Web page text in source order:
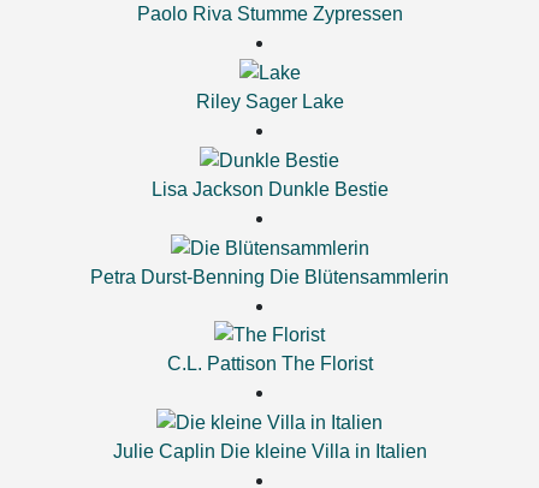
Paolo Riva Stumme Zypressen
Riley Sager Lake
Lisa Jackson Dunkle Bestie
Petra Durst-Benning Die Blütensammlerin
C.L. Pattison The Florist
Julie Caplin Die kleine Villa in Italien